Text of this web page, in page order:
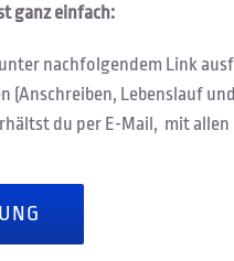
ganz einfach:
nachfolgendem Link
(Anschreiben, Lebenslauf
du per E-Mail, mit